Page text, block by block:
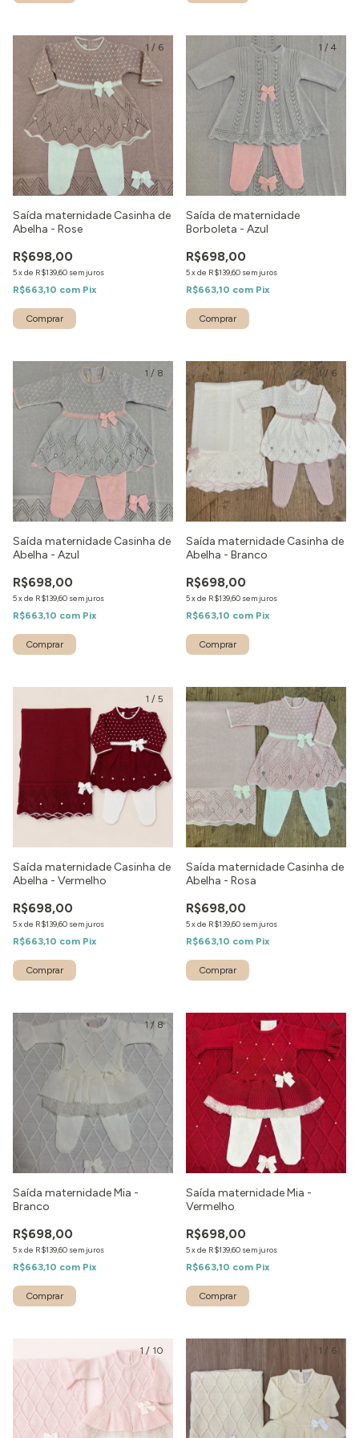
1 / 6
Saída maternidade Casinha de
Abelha - Rose
R$698,00
5xde R$139,60 sem juros
R$663,10 com Pix
Comprar
1 / 4
Saída de maternidade
Borboleta - Azul
R$698,00
5xde R$139,60 sem juros
R$663,10 com Pix
Comprar
1 / 8
Saída maternidade Casinha de
Abelha - Azul
R$698,00
5xde R$139,60 sem juros
R$663,10 com Pix
Comprar
1/ 6
Saída maternidade Casinha de
Abelha - Branco
R$698,00
5xde R$139,60 sem juros
R$663,10 com Pix
Comprar
1 / 5
Saída maternidade Casinha de
Abelha - Vermelho
R$698,00
5xde R$139,60 sem juros
R$663,10 com Pix
Comprar
1/4
Saída maternidade Casinha de
Abelha - Rosa
R$698,00
5xde R$139,60 sem juros
R$663,10 com Pix
Comprar
1 / 8
Saída maternidade Mia -
Branco
R$698,00
5xde R$139,60 sem juros
R$663,10 com Pix
Comprar
1/6
Saída maternidade Mia -
Vermelho
R$698,00
5xde R$139,60 sem juros
R$663,10 com Pix
Comprar
1 / 10 1 / 6